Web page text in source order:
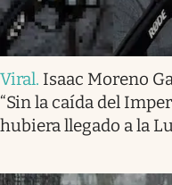
Viral. Isaac Moreno
“Sin la caída del
hubiera llegado a la